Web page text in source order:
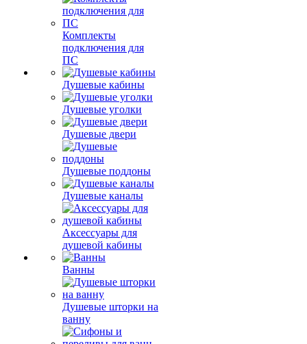
Комплекты
подключения для
ПС
Душевые кабины
Душевые уголки
Душевые двери
Душевые поддоны
Душевые каналы
Аксессуары для
душевой кабины
Ванны
Душевые шторки на
ванну